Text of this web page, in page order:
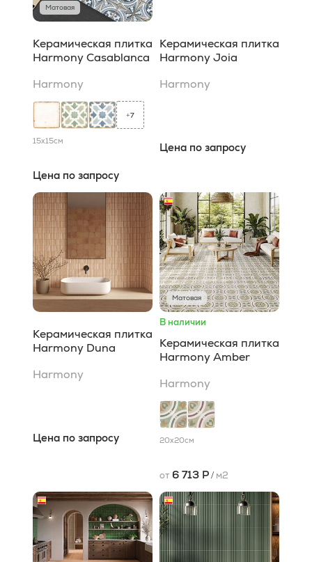
Матовая
Керамическая плитка
Harmony Casablanca
Harmony
+7
15x15см
Цена по запросу
Керамическая плитка
Harmony Joia
Harmony
Цена по запросу
Керамическая плитка
Harmony Duna
Harmony
Цена по запросу
Матовая
В наличии
Керамическая плитка
Harmony Amber
Harmony
20x20см
от 6 713 Р/ м2